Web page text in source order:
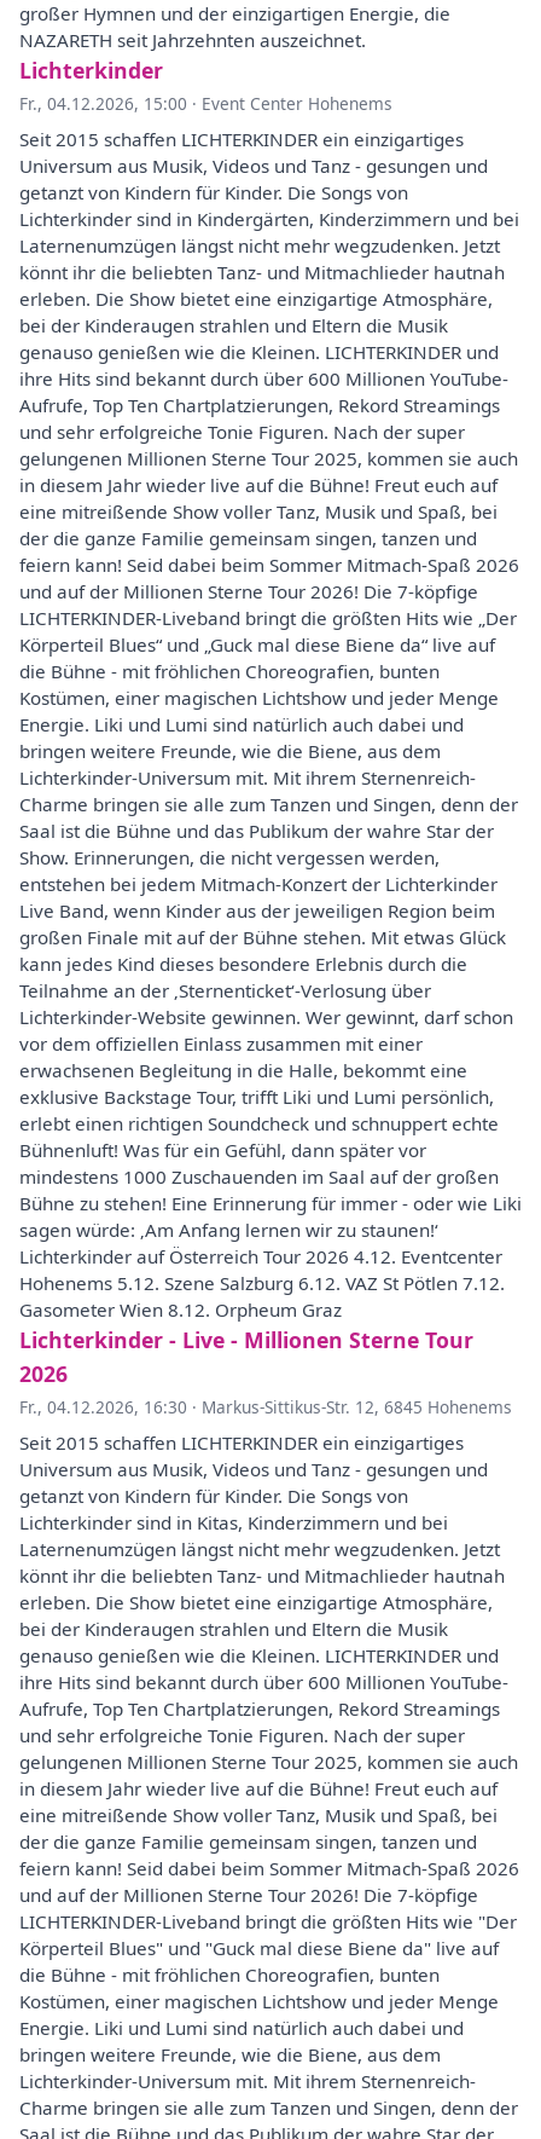
großer Hymnen und der einzigartigen Energie, die
NAZARETH seit Jahrzehnten auszeichnet.
Lichterkinder
Fr., 04.12.2026, 15:00 · Event Center Hohenems
Seit 2015 schaffen LICHTERKINDER ein einzigartiges
Universum aus Musik, Videos und Tanz - gesungen und
getanzt von Kindern für Kinder. Die Songs von
Lichterkinder sind in Kindergärten, Kinderzimmern und bei
Laternenumzügen längst nicht mehr wegzudenken. Jetzt
könnt ihr die beliebten Tanz- und Mitmachlieder hautnah
erleben. Die Show bietet eine einzigartige Atmosphäre,
bei der Kinderaugen strahlen und Eltern die Musik
genauso genießen wie die Kleinen. LICHTERKINDER und
ihre Hits sind bekannt durch über 600 Millionen YouTube-
Aufrufe, Top Ten Chartplatzierungen, Rekord Streamings
und sehr erfolgreiche Tonie Figuren. Nach der super
gelungenen Millionen Sterne Tour 2025, kommen sie auch
in diesem Jahr wieder live auf die Bühne! Freut euch auf
eine mitreißende Show voller Tanz, Musik und Spaß, bei
der die ganze Familie gemeinsam singen, tanzen und
feiern kann! Seid dabei beim Sommer Mitmach-Spaß 2026
und auf der Millionen Sterne Tour 2026! Die 7-köpfige
LICHTERKINDER-Liveband bringt die größten Hits wie „Der
Körperteil Blues“ und „Guck mal diese Biene da“ live auf
die Bühne - mit fröhlichen Choreografien, bunten
Kostümen, einer magischen Lichtshow und jeder Menge
Energie. Liki und Lumi sind natürlich auch dabei und
bringen weitere Freunde, wie die Biene, aus dem
Lichterkinder-Universum mit. Mit ihrem Sternenreich-
Charme bringen sie alle zum Tanzen und Singen, denn der
Saal ist die Bühne und das Publikum der wahre Star der
Show. Erinnerungen, die nicht vergessen werden,
entstehen bei jedem Mitmach-Konzert der Lichterkinder
Live Band, wenn Kinder aus der jeweiligen Region beim
großen Finale mit auf der Bühne stehen. Mit etwas Glück
kann jedes Kind dieses besondere Erlebnis durch die
Teilnahme an der ‚Sternenticket‘-Verlosung über
Lichterkinder-Website gewinnen. Wer gewinnt, darf schon
vor dem offiziellen Einlass zusammen mit einer
erwachsenen Begleitung in die Halle, bekommt eine
exklusive Backstage Tour, trifft Liki und Lumi persönlich,
erlebt einen richtigen Soundcheck und schnuppert echte
Bühnenluft! Was für ein Gefühl, dann später vor
mindestens 1000 Zuschauenden im Saal auf der großen
Bühne zu stehen! Eine Erinnerung für immer - oder wie Liki
sagen würde: ‚Am Anfang lernen wir zu staunen!‘
Lichterkinder auf Österreich Tour 2026 4.12. Eventcenter
Hohenems 5.12. Szene Salzburg 6.12. VAZ St Pötlen 7.12.
Gasometer Wien 8.12. Orpheum Graz
Lichterkinder - Live - Millionen Sterne Tour
2026
Fr., 04.12.2026, 16:30 · Markus-Sittikus-Str. 12, 6845 Hohenems
Seit 2015 schaffen LICHTERKINDER ein einzigartiges
Universum aus Musik, Videos und Tanz - gesungen und
getanzt von Kindern für Kinder. Die Songs von
Lichterkinder sind in Kitas, Kinderzimmern und bei
Laternenumzügen längst nicht mehr wegzudenken. Jetzt
könnt ihr die beliebten Tanz- und Mitmachlieder hautnah
erleben. Die Show bietet eine einzigartige Atmosphäre,
bei der Kinderaugen strahlen und Eltern die Musik
genauso genießen wie die Kleinen. LICHTERKINDER und
ihre Hits sind bekannt durch über 600 Millionen YouTube-
Aufrufe, Top Ten Chartplatzierungen, Rekord Streamings
und sehr erfolgreiche Tonie Figuren. Nach der super
gelungenen Millionen Sterne Tour 2025, kommen sie auch
in diesem Jahr wieder live auf die Bühne! Freut euch auf
eine mitreißende Show voller Tanz, Musik und Spaß, bei
der die ganze Familie gemeinsam singen, tanzen und
feiern kann! Seid dabei beim Sommer Mitmach-Spaß 2026
und auf der Millionen Sterne Tour 2026! Die 7-köpfige
LICHTERKINDER-Liveband bringt die größten Hits wie "Der
Körperteil Blues" und "Guck mal diese Biene da" live auf
die Bühne - mit fröhlichen Choreografien, bunten
Kostümen, einer magischen Lichtshow und jeder Menge
Energie. Liki und Lumi sind natürlich auch dabei und
bringen weitere Freunde, wie die Biene, aus dem
Lichterkinder-Universum mit. Mit ihrem Sternenreich-
Charme bringen sie alle zum Tanzen und Singen, denn der
Saal ist die Bühne und das Publikum der wahre Star der